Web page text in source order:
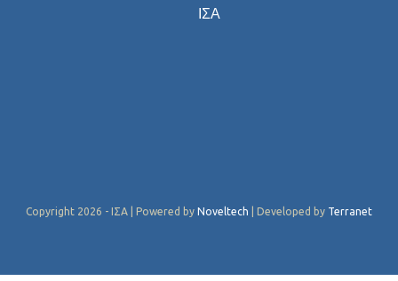
ΙΣΑ
Copyright 2026 - ΙΣΑ | Powered by Noveltech | Developed by Terranet